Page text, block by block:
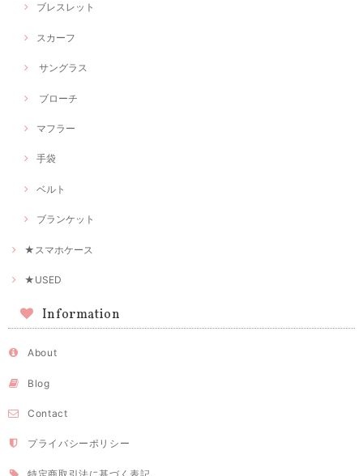
ブレスレット
スカーフ
サングラス
ブローチ
マフラー
手袋
ベルト
ブランケット
★スマホケース
★USED
Information
About
Blog
Contact
プライバシーポリシー